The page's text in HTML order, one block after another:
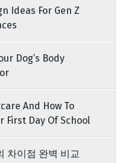
Ideas For Gen Z
Dog’s Body
And How To
First Day Of School
차이점 완벽 비교